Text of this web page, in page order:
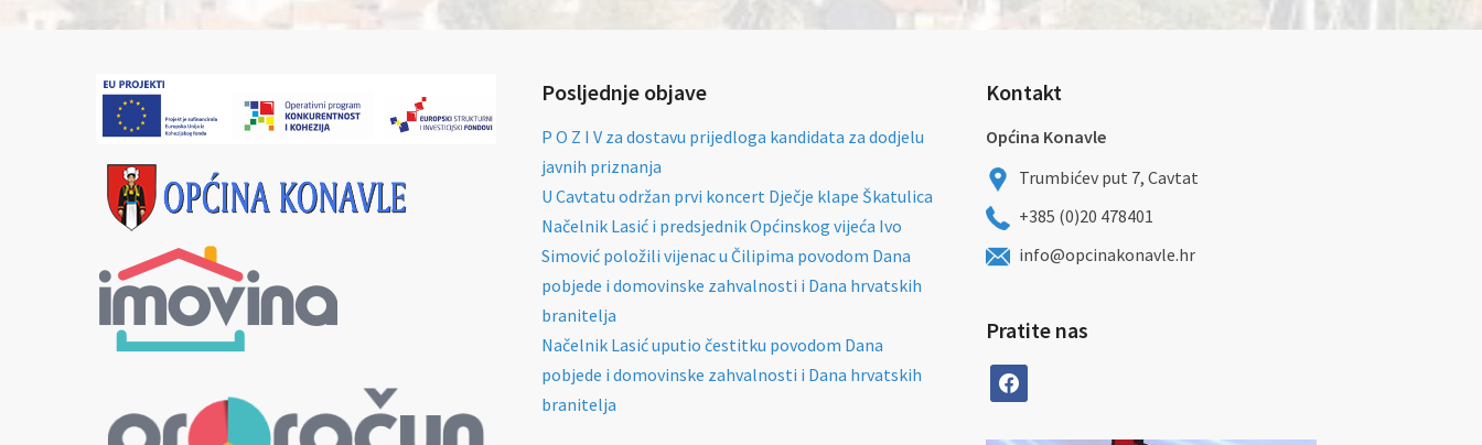
Posljednje objave
P O Z I V za dostavu prijedloga kandidata za dodjelu
javnih priznanja
U Cavtatu održan prvi koncert Dječje klape Škatulica
Načelnik Lasić i predsjednik Općinskog vijeća Ivo
Simović položili vijenac u Čilipima povodom Dana
pobjede i domovinske zahvalnosti i Dana hrvatskih
branitelja
Načelnik Lasić uputio čestitku povodom Dana
pobjede i domovinske zahvalnosti i Dana hrvatskih
branitelja
Kontakt
Općina Konavle
Trumbićev put 7, Cavtat
+385 (0)20 478401
info@opcinakonavle.hr
Pratite nas
facebook